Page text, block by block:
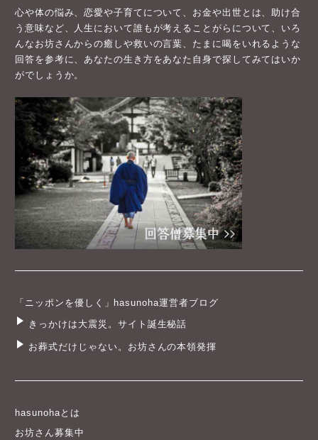
心や体の悩み、恋愛や子育てについて、お金や出世とは、助け合
う意味など、人生において誰もが考えることがらについて、いろ
んなお坊さんからの癒しや救いの言葉、たまに喝をいれるような
回答を参考に、あなたの生き方をあなた自身で探してみてはいか
がでしょうか。
「ニッポンを優しく」hasunoha運営者ブログ
きっかけは大震災。サイト誕生秘話
お葬式だけじゃない。お坊さんの本領発揮
hasunohaとは
お坊さん募集中